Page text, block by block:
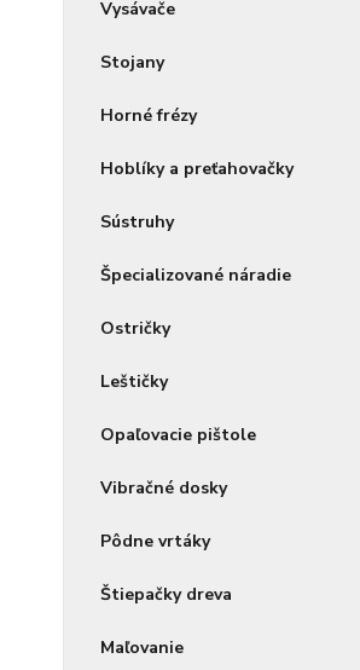
Vysávače
Stojany
Horné frézy
Hoblíky a preťahovačky
Sústruhy
Špecializované náradie
Ostričky
Leštičky
Opaľovacie pištole
Vibračné dosky
Pôdne vrtáky
Štiepačky dreva
Maľovanie